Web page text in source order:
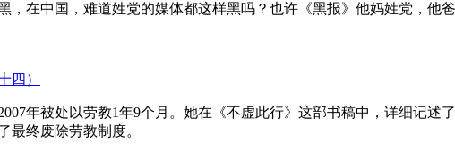
，在中国，难道姓党的媒体都这样黑吗？也许《黑报》他妈姓党，他爸
四）
年被处以劳教1年9个月。她在《不虚此行》这部书稿中，详细记
最终废除劳教制度。